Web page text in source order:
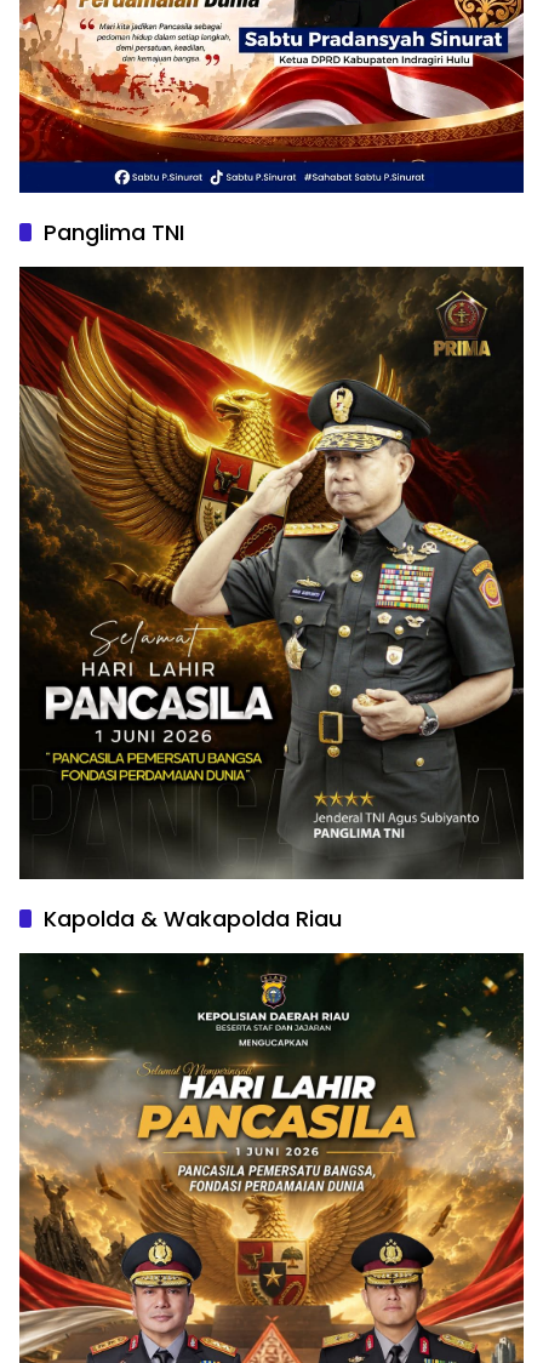
Panglima TNI
Kapolda & Wakapolda Riau